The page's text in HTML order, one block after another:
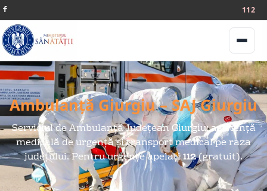
112
Meniu
Ambulanță Giurgiu – SAJ Giurgiu
Serviciul de Ambulanță Județean Giurgiu: asistență
medicală de urgență și transport medical pe raza
județului. Pentru urgențe apelați112(gratuit).